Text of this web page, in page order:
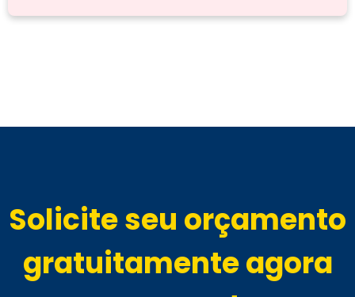
Solicite seu orçamento
gratuitamente agora